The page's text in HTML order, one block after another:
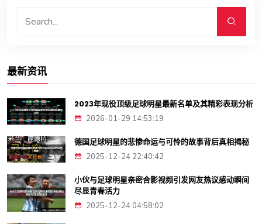
最新资讯
2023年现役顶级足球明星最新名单及其精彩表现分析
2026-01-29 14:53:19
德国足球明星的悲惨命运与可怜的故事背后真相揭秘
2025-12-24 22:40:42
小伙与足球明星亲密合影视频引发网友热议感动瞬间
尽显青春活力
2025-12-24 04:58:02